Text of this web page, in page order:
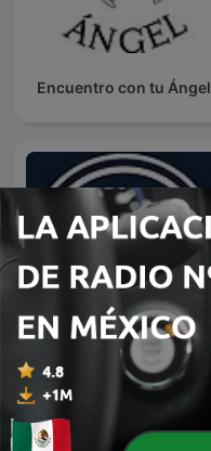
Encuentro con tu Ángel
Predicaciones Cristianas